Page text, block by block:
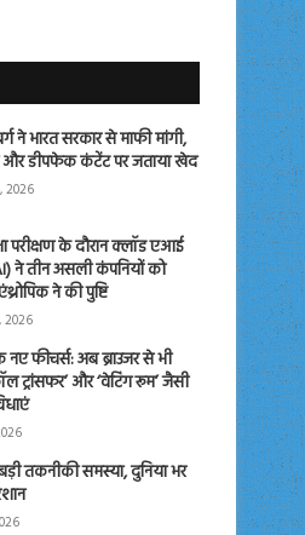
ने भारत सरकार से माफी मांगी,
डीपफेक कंटेंट पर जताया खेद
2026
परीक्षण के दौरान क्लॉड एआई
ने तीन असली कंपनियों को
ने की पुष्टि
2026
फीचर्स: अब ब्राउजर से भी
ट्रांसफर’ और ‘वेटिंग रूम’ जैसी
तकनीकी समस्या, दुनिया भर